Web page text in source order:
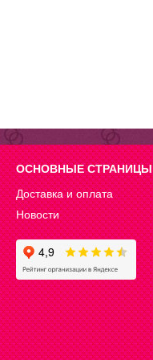
ОСНОВНЫЕ СТРАНИЦЫ
Доставка и оплата
Новости